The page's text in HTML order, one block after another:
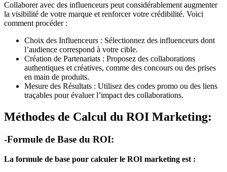
Collaborer avec des influenceurs peut considérablement augmenter
la visibilité de votre marque et renforcer votre crédibilité. Voici
comment procéder :
Choix des Influenceurs : Sélectionnez des influenceurs dont
l’audience correspond à votre cible.
Création de Partenariats : Proposez des collaborations
authentiques et créatives, comme des concours ou des prises
en main de produits.
Mesure des Résultats : Utilisez des codes promo ou des liens
traçables pour évaluer l’impact des collaborations.
Méthodes de Calcul du ROI Marketing:
-Formule de Base du ROI:
La formule de base pour calculer le ROI marketing est :